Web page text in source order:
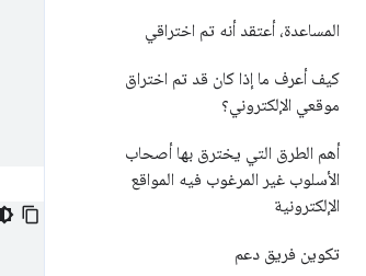
المساعدة، أعتقد أنه تم اختراقي
كيف أعرف ما إذا كان قد تم اختراق
موقعي الإلكتروني؟
أهم الطرق التي يخترق بها أصحاب
الأسلوب غير المرغوب فيه المواقع
الإلكترونية
تكوين فريق دعم